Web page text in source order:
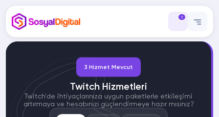
1
3 Hizmet Mevcut
Twitch Hizmetleri
Twitch'de ihtiyaçlarınıza uygun paketlerle etkileşimi
artırmaya ve hesabınızı güçlendirmeye hazır mısınız?